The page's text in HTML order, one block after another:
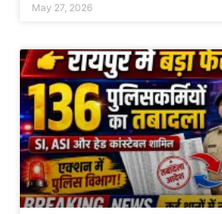
May 27, 2026